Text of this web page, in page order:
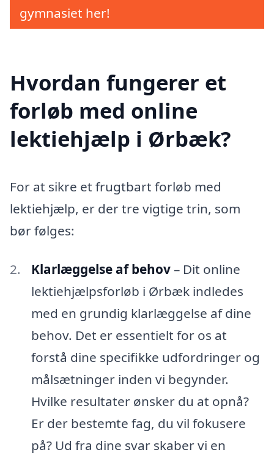
gymnasiet her!
Hvordan fungerer et
forløb med online
lektiehjælp i Ørbæk?
For at sikre et frugtbart forløb med
lektiehjælp, er der tre vigtige trin, som
bør følges:
Klarlæggelse af behov– Dit online
lektiehjælpsforløb i Ørbæk indledes
med en grundig klarlæggelse af dine
behov. Det er essentielt for os at
forstå dine specifikke udfordringer og
målsætninger inden vi begynder.
Hvilke resultater ønsker du at opnå?
Er der bestemte fag, du vil fokusere
på? Ud fra dine svar skaber vi en